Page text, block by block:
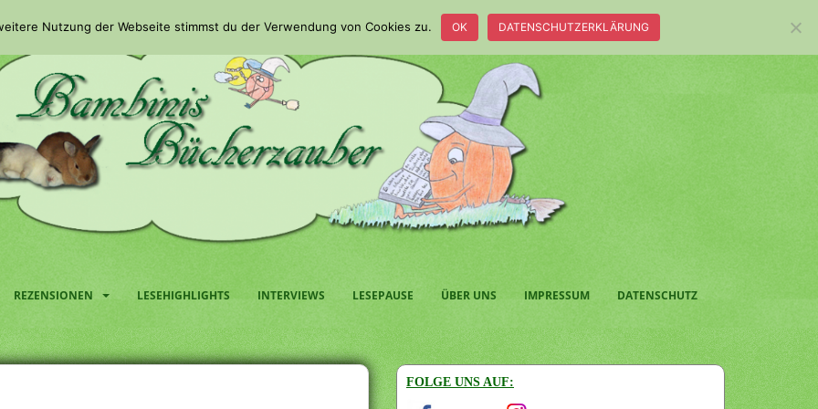
REZENSIONEN LESEHIGHLIGHTS INTERVIEWS LESEPAUSE ÜBER UNS IMPRESSUM DATENSCHUTZ
FOLGE UNS AUF:
Nutzung der Webseite stimmst du der Verwendung von Cookies zu. OK DATENSCHUTZERKLÄRUNG